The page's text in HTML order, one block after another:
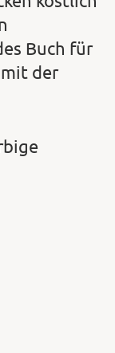
Buch für
der